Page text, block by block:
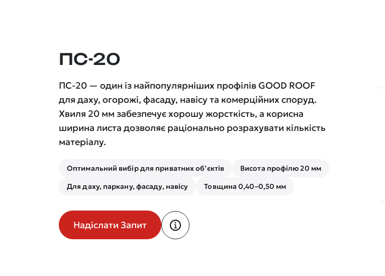
ПС-20
ПС-20 — один із найпопулярніших профілів GOOD ROOF
для даху, огорожі, фасаду, навісу та комерційних споруд.
Хвиля 20 мм забезпечує хорошу жорсткість, а корисна
ширина листа дозволяє раціонально розрахувати кількість
матеріалу.
Оптимальний вибір для приватних об’єктів
Висота профілю 20 мм
Для даху, паркану, фасаду, навісу
Товщина 0,40–0,50 мм
Надіслати Запит